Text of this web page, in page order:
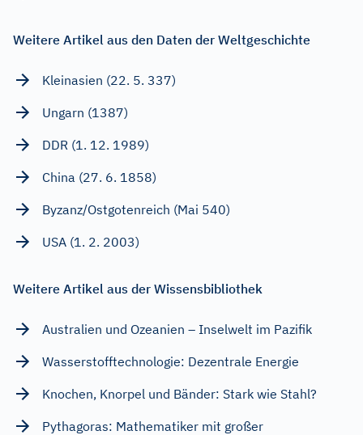
Weitere Artikel aus den Daten der Weltgeschichte
Kleinasien (22. 5. 337)
Ungarn (1387)
DDR (1. 12. 1989)
China (27. 6. 1858)
Byzanz/Ostgotenreich (Mai 540)
USA (1. 2. 2003)
Weitere Artikel aus der Wissensbibliothek
Australien und Ozeanien – Inselwelt im Pazifik
Wasserstofftechnologie: Dezentrale Energie
Knochen, Knorpel und Bänder: Stark wie Stahl?
Pythagoras: Mathematiker mit großer